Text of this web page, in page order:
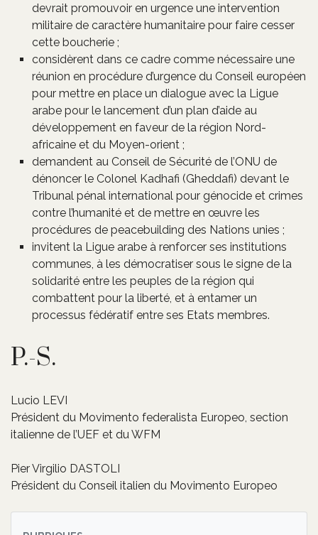
devrait promouvoir en urgence une intervention
militaire de caractère humanitaire pour faire cesser
cette boucherie ;
considèrent dans ce cadre comme nécessaire une
réunion en procédure d’urgence du Conseil européen
pour mettre en place un dialogue avec la Ligue
arabe pour le lancement d’un plan d’aide au
développement en faveur de la région Nord-
africaine et du Moyen-orient ;
demandent au Conseil de Sécurité de l’ONU de
dénoncer le Colonel Kadhafi (Gheddafi) devant le
Tribunal pénal international pour génocide et crimes
contre l’humanité et de mettre en œuvre les
procédures de peacebuilding des Nations unies ;
invitent la Ligue arabe à renforcer ses institutions
communes, à les démocratiser sous le signe de la
solidarité entre les peuples de la région qui
combattent pour la liberté, et à entamer un
processus fédératif entre ses Etats membres.
P.-S.
Lucio LEVI
Président du Movimento federalista Europeo, section
italienne de l’UEF et du WFM
Pier Virgilio DASTOLI
Président du Conseil italien du Movimento Europeo